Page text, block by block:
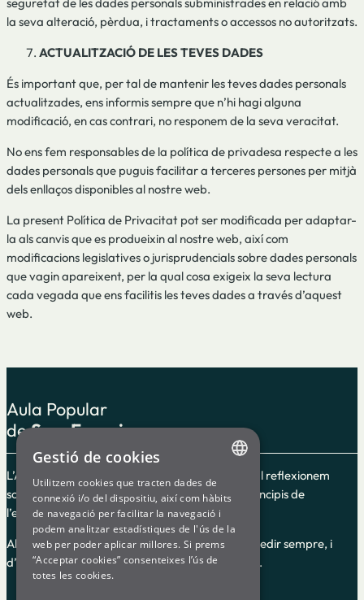
la seva alteració, pèrdua, i tractaments o accessos no autoritzats.
ACTUALITZACIÓ DE LES TEVES DADES
És important que, per tal de mantenir les teves dades personals
actualitzades, ens informis sempre que n’hi hagi alguna
modificació, en cas contrari, no responem de la seva veracitat.
No ens fem responsables de la política de privadesa respecte a les
dades personals que puguis facilitar a terceres persones per mitjà
dels enllaços disponibles al nostre web.
La present Política de Privacitat pot ser modificada per adaptar-
la als canvis que es produeixin al nostre web, així com
modificacions legislatives o jurisprudencials sobre dades personals
que vagin apareixent, per la qual cosa exigeix la seva lectura
cada vegada que ens facilitis les teves dades a través d’aquest
web.
Aula Popular
deSom Energia
L’Aula Popular és un espai de formació en el qual reflexionem
sobre el cooperativisme i l’energia segons els principis de
l’economia social i solidària.
Alguns dels cursos guiats són en línia i hi pots accedir sempre, i
d’altres són impartits en dates i hores concretes.
ENGLISH
SPANISH
GL
Gestió de cookies
Utilitzem cookies que tracten dades de
connexió i/o del dispositiu, així com hàbits
de navegació per facilitar la navegació i
podem analitzar estadístiques de l'ús de la
web per poder aplicar millores. Si prems
“Acceptar cookies” consenteixes l’ús de
totes les cookies.